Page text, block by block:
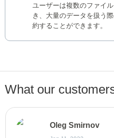
ユーザーは複数のファイ
き、大量のデータを扱う
約することができます。
What our
Oleg Smirnov